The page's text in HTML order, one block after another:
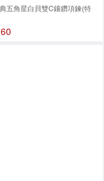
五角星白貝雙C鑲鑽項鍊(特